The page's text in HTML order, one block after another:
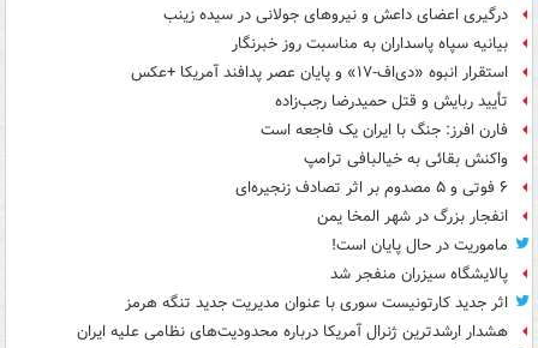
درگیری اعضای داعش و نیروهای جولانی در سیده زینب
بیانیه سپاه پاسداران به مناسبت روز خبرنگار
استقرار انبوه «دی‌اف‑۱۷» و پایان عصر پدافند آمریکا +عکس
تأیید ربایش و قتل حمیدرضا رجب‌زاده
فارن افرز: جنگ با ایران یک فاجعه است
واکنش بقائی به خیالبافی ترامپ
۶ فوتی و ۵ مصدوم بر اثر تصادف زنجیره‌ای
انفجار بزرگ در شهر المخا یمن
ماموریت در حال پایان است!
پالایشگاه سیزران منفجر شد
اثر جدید کارتونیست سوری با عنوان مدیریت جدید تنگه هرمز
هشدار ارشدترین ژنرال آمریکا درباره محدودیت‌های نظامی علیه ایران